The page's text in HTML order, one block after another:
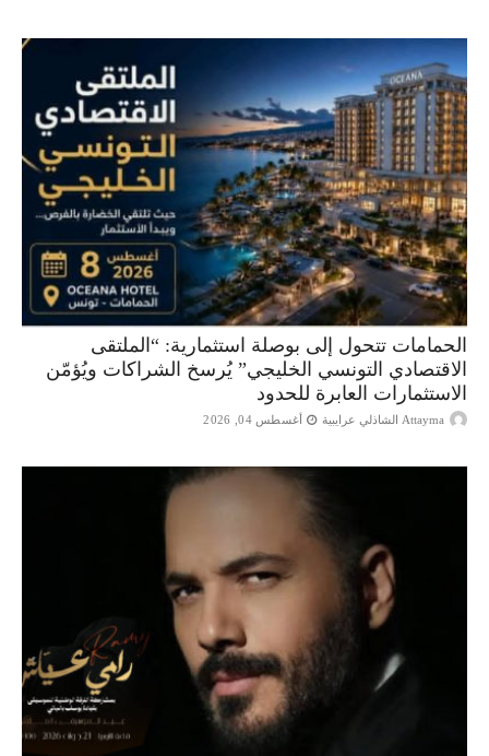
الحمامات تتحول إلى بوصلة استثمارية: “الملتقى
الاقتصادي التونسي الخليجي” يُرسخ الشراكات ويُؤمّن
الاستثمارات العابرة للحدود
Attayma الشاذلي عرايبية أغسطس 04, 2026